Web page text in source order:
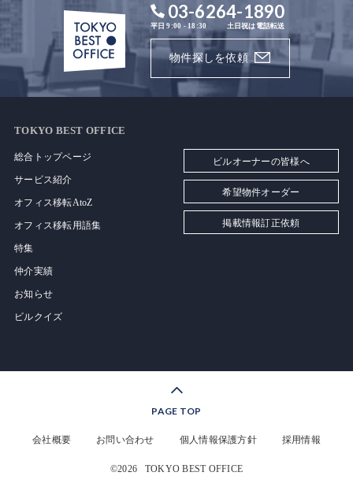
03-6264-1890
平日 9:00 - 18:30 土日祝は電話転送
物件探しを依頼
TOKYO BEST OFFICE
総合トップページ
サービス紹介
オフィス移転AtoZ
オフィス移転用語集
特集
仲介実績
お知らせ
ビルクイズ
ビルオーナーの皆様へ
希望物件オーダー
掲載情報訂正依頼
PAGE TOP
会社概要 お問い合わせ 個人情報保護方針 採用情報
©2026 TOKYO BEST OFFICE